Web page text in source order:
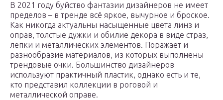
В 2021 году буйство фантазии дизайнеров не имеет
пределов – в тренде всё яркое, вычурное и броское.
Как никогда актуальны насыщенные цвета линз и
оправ, толстые дужки и обилие декора в виде страз,
лепки и металлических элементов. Поражает и
разнообразие материалов, из которых выполнены
трендовые очки. Большинство дизайнеров
используют практичный пластик, однако есть и те,
кто представил коллекции в роговой и
металлической оправе.